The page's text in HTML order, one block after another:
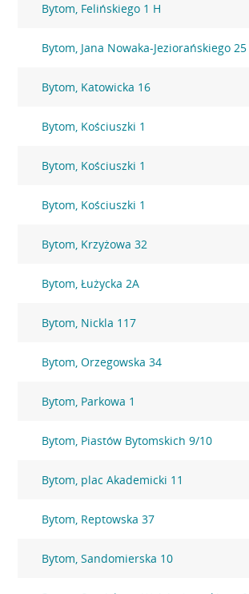
Bytom, Felińskiego 1 H
Bytom, Jana Nowaka-Jeziorańskiego 25
Bytom, Katowicka 16
Bytom, Kościuszki 1
Bytom, Kościuszki 1
Bytom, Kościuszki 1
Bytom, Krzyżowa 32
Bytom, Łużycka 2A
Bytom, Nickla 117
Bytom, Orzegowska 34
Bytom, Parkowa 1
Bytom, Piastów Bytomskich 9/10
Bytom, plac Akademicki 11
Bytom, Reptowska 37
Bytom, Sandomierska 10